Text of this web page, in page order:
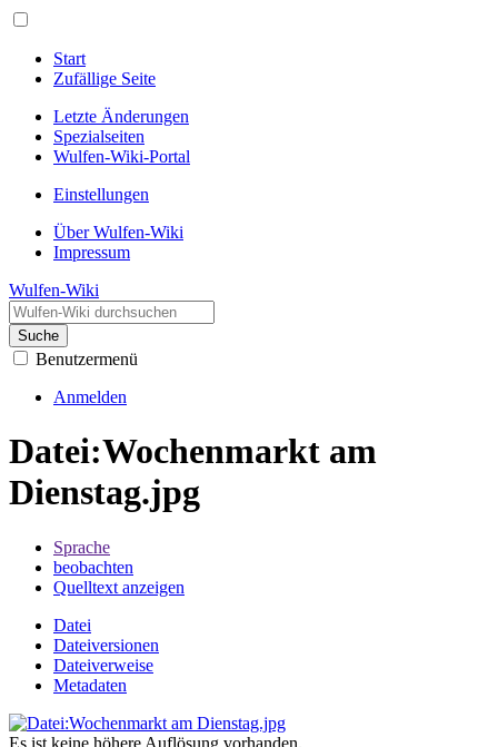
Start
Zufällige Seite
Letzte Änderungen
Spezialseiten
Wulfen-Wiki-Portal
Einstellungen
Über Wulfen-Wiki
Impressum
Wulfen-Wiki
Suche
Benutzermenü
Anmelden
Datei:Wochenmarkt am
Dienstag.jpg
Sprache
beobachten
Quelltext anzeigen
Datei
Dateiversionen
Dateiverweise
Metadaten
Es ist keine höhere Auflösung vorhanden.